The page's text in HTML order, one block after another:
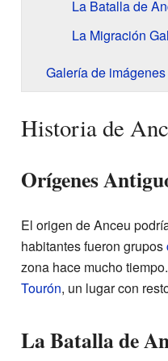
La Batalla de
La Migración
Galería de imágenes
Historia de
Orígenes
El origen de Anceu
habitantes fueron grupos
zona hace mucho
Tourón, un lugar con
La Batalla de